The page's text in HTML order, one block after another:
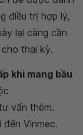
điều trị hợp lý,
lại càng cần
thai kỳ.
khi mang bầu
vấn thêm.
Vinmec.